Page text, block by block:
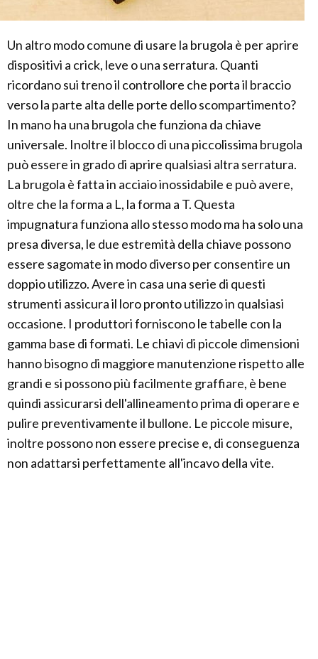
Un altro modo comune di usare la brugola è per aprire
dispositivi a crick, leve o una serratura. Quanti
ricordano sui treno il controllore che porta il braccio
verso la parte alta delle porte dello scompartimento?
In mano ha una brugola che funziona da chiave
universale. Inoltre il blocco di una piccolissima brugola
può essere in grado di aprire qualsiasi altra serratura.
La brugola è fatta in acciaio inossidabile e può avere,
oltre che la forma a L, la forma a T. Questa
impugnatura funziona allo stesso modo ma ha solo una
presa diversa, le due estremità della chiave possono
essere sagomate in modo diverso per consentire un
doppio utilizzo. Avere in casa una serie di questi
strumenti assicura il loro pronto utilizzo in qualsiasi
occasione. I produttori forniscono le tabelle con la
gamma base di formati. Le chiavi di piccole dimensioni
hanno bisogno di maggiore manutenzione rispetto alle
grandi e si possono più facilmente graffiare, è bene
quindi assicurarsi dell'allineamento prima di operare e
pulire preventivamente il bullone. Le piccole misure,
inoltre possono non essere precise e, di conseguenza
non adattarsi perfettamente all'incavo della vite.